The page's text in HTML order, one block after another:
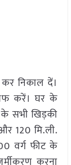
निकाल दें।
करें। घर के
सभी खिड़की
120 मि.ली.
वर्ग फीट के